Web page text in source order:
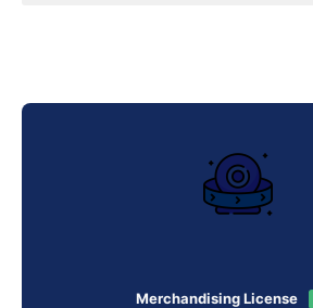
Merchandising License